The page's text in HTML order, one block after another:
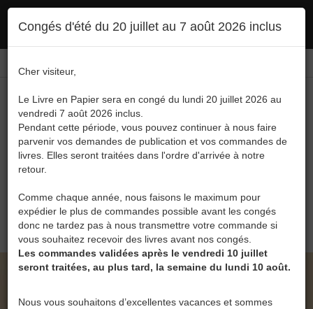
l'utilisation :politique en matière de confidentialité Accepter
Congés d'été du 20 juillet au 7 août 2026 inclus
Cher visiteur,
Le Livre en Papier sera en congé du lundi 20 juillet 2026 au
vendredi 7 août 2026 inclus.
Pendant cette période, vous pouvez continuer à nous faire
parvenir vos demandes de publication et vos commandes de
livres. Elles seront traitées dans l'ordre d'arrivée à notre
retour.
Comme chaque année, nous faisons le maximum pour
expédier le plus de commandes possible avant les congés
donc ne tardez pas à nous transmettre votre commande si
vous souhaitez recevoir des livres avant nos congés.
Les commandes validées après le vendredi 10 juillet
seront traitées, au plus tard, la semaine du lundi 10 août.
Nous vous souhaitons d’excellentes vacances et sommes
Menu
0
LE LIVRE EN PAPIER • FRANÇOISE
QUERTINMONT